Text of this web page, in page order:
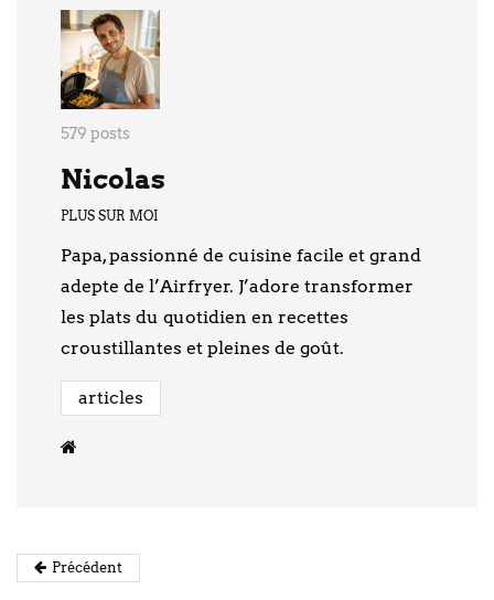
579 posts
Nicolas
PLUS SUR MOI
Papa, passionné de cuisine facile et grand
adepte de l’Airfryer. J’adore transformer
les plats du quotidien en recettes
croustillantes et pleines de goût.
articles
Précédent